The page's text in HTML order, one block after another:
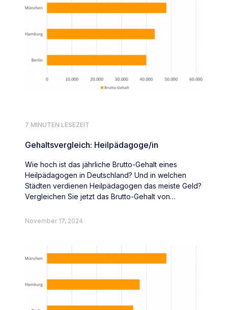
7 MINUTEN LESEZEIT
Gehaltsvergleich: Heilpädagoge/in
Wie hoch ist das jährliche Brutto-Gehalt eines
Heilpädagogen in Deutschland? Und in welchen
Städten verdienen Heilpädagogen das meiste Geld?
Vergleichen Sie jetzt das Brutto-Gehalt von
November 17, 2024